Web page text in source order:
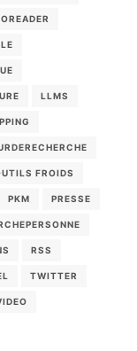
LLMS
FROIDS
PKM PRESSE
RSS
TWITTER